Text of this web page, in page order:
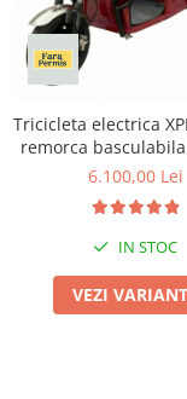
Intretinere interior/
Modulatoare FM
Perii de zapada si
Pompe de transfer
Decoratiuni,
Accesorii si
Beteala si ghirlande
Brazi de Craciun
Costume Craciun
Decoratiuni
Tricicleta electrica
remorca basculabila
fara permis,25km/h,
6.100,00 Lei
IN STOC
VEZI